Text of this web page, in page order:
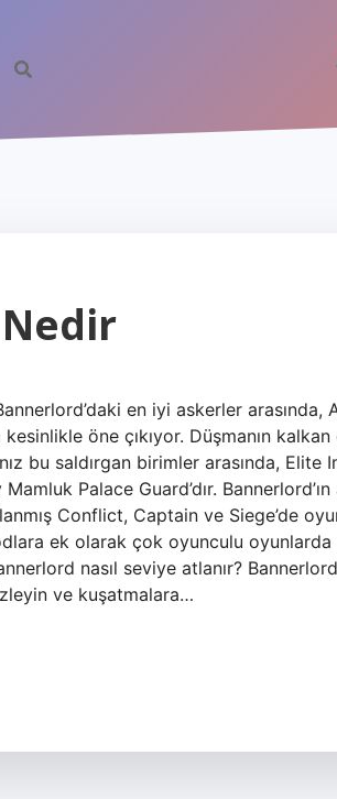
en iyi askerler arasında,
öne çıkıyor. Düşmanın kalkan
bu saldırgan birimler arasında, Elite
Palace Guard’dır. Bannerlord’ın
Conflict, Captain ve Siege’de
ek olarak çok oyunculu
nasıl seviye atlanır?
ve kuşatmalara…